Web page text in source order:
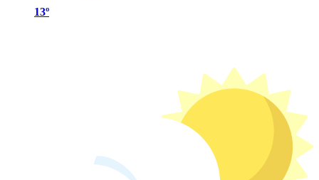
13º